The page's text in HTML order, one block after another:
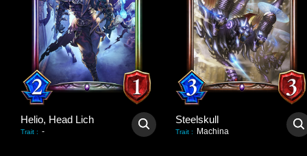
Helio, Head Lich
Trait : -
Steelskull
Trait : Machina